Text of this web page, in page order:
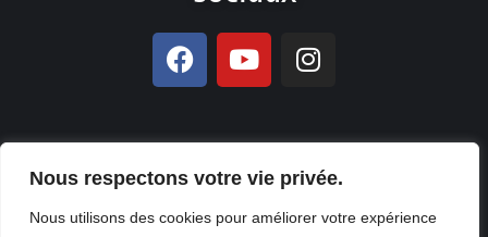
Nous respectons votre vie privée.
Nous utilisons des cookies pour améliorer votre expérience
et Production byKOUA Prod